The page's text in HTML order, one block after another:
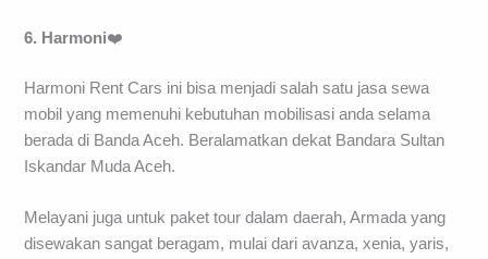
6. Harmoni❤️
Harmoni Rent Cars ini bisa menjadi salah satu jasa sewa
mobil yang memenuhi kebutuhan mobilisasi anda selama
berada di Banda Aceh. Beralamatkan dekat Bandara Sultan
Iskandar Muda Aceh.
Melayani juga untuk paket tour dalam daerah, Armada yang
disewakan sangat beragam, mulai dari avanza, xenia, yaris,